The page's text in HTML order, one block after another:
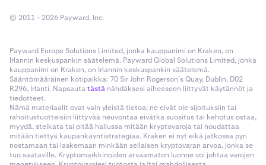
© 2011 - 2026 Payward, Inc.
Payward Europe Solutions Limited, jonka kauppanimi on Kraken, on
Irlannin keskuspankin säätelemä. Payward Global Solutions Limited, jonka
kauppanimi on Kraken, on Irlannin keskuspankin säätelemä.
Sääntömääräinen kotipaikka: 70 Sir John Rogerson’s Quay, Dublin, D02
R296, Irlanti. Napsautatästä nähdäksesi aiheeseen liittyvät käytännöt ja
tiedotteet.
Nämä materiaalit ovat vain yleistä tietoa; ne eivät ole sijoituksiin tai
rahoitustuotteisiin liittyvää neuvontaa eivätkä suositus tai kehotus ostaa,
myydä, steikata tai pitää hallussa mitään kryptovaroja tai noudattaa
mitään tiettyä kaupankäyntistrategiaa. Kraken ei nyt eikä jatkossa pyri
nostamaan tai laskemaan minkään sellaisen kryptovaran arvoa, jonka se
tuo saataville. Kryptomarkkinoiden arvaamaton luonne voi johtaa varojen